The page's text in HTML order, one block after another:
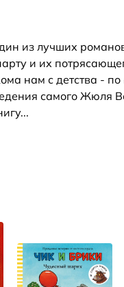
из лучших
и их
нам с детства -
самого Жюля